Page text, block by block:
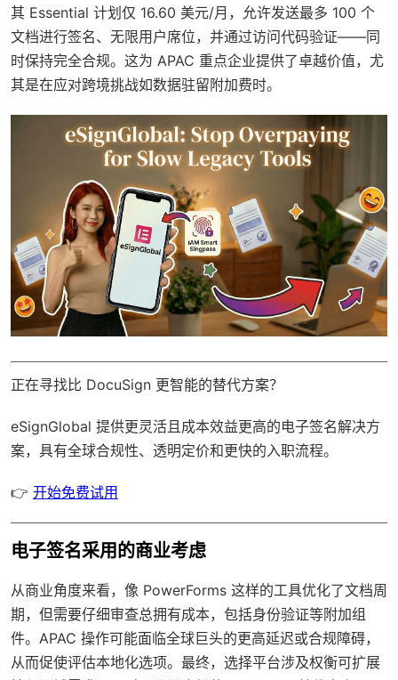
其 Essential 计划仅 16.60 美元/月，允许发送最多 100 个
文档进行签名、无限用户席位，并通过访问代码验证——同
时保持完全合规。这为 APAC 重点企业提供了卓越价值，尤
其是在应对跨境挑战如数据驻留附加费时。
正在寻找比 DocuSign 更智能的替代方案？
eSignGlobal 提供更灵活且成本效益更高的电子签名解决方
案，具有全球合规性、透明定价和更快的入职流程。
👉 开始免费试用
电子签名采用的商业考虑
从商业角度来看，像 PowerForms 这样的工具优化了文档周
期，但需要仔细审查总拥有成本，包括身份验证等附加组
件。APAC 操作可能面临全球巨头的更高延迟或合规障碍，
从而促使评估本地化选项。最终，选择平台涉及权衡可扩展